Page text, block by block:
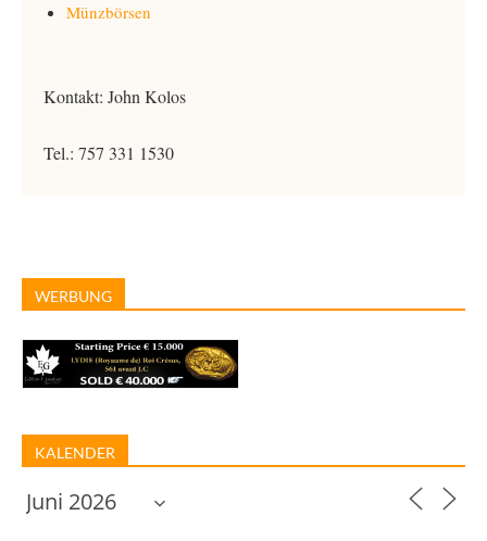
Münzbörsen
Kontakt: John Kolos
Tel.: 757 331 1530
WERBUNG
KALENDER